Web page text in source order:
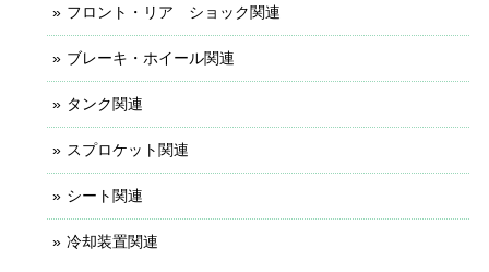
フロント・リア ショック関連
ブレーキ・ホイール関連
タンク関連
スプロケット関連
シート関連
冷却装置関連